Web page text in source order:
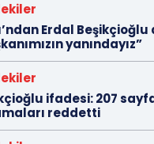
Erdal Beşikçioğlu
yanındayız”
ifadesi: 207
reddetti